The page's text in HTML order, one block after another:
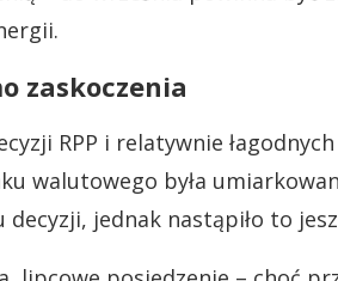
zaskoczenia
RPP i relatywnie
walutowego była
decyzji, jednak nastąpiło to